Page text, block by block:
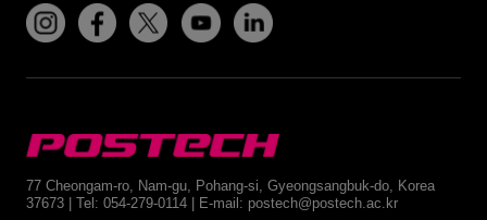
77 Cheongam-ro, Nam-gu, Pohang-si, Gyeongsangbuk-do, Korea
37673 | Tel: 054-279-0114 | E-mail: postech@postech.ac.kr